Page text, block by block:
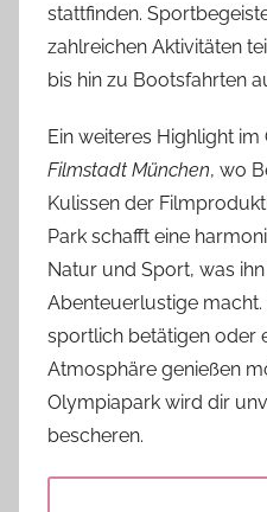
stattfinden.
zahlreichen Aktivitäten
bis hin zu Bootsfahrten
Ein weiteres Highlight
Filmstadt München, wo
Kulissen der
Park schafft eine
Natur und Sport, was
Abenteuerlustige
sportlich betätigen oder
Atmosphäre genießen
Olympiapark wird dir
bescheren.